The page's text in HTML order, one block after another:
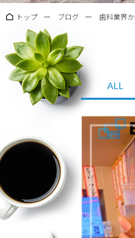
トップ ブログ 歯科業界
ALL